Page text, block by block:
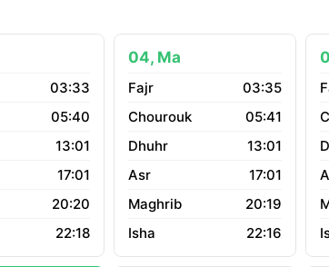
03:33
05:40
13:01
17:01
20:20
22:18
04, Ma
03:35
05:41
13:01
17:01
20:19
22:16